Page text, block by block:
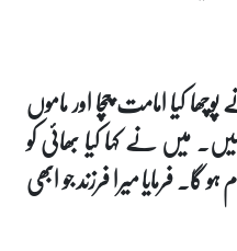
کیا امامت چچا اور ماموں
نے کہا کیا بھائی کو
فرمایا میرا فرزند جو ابھی